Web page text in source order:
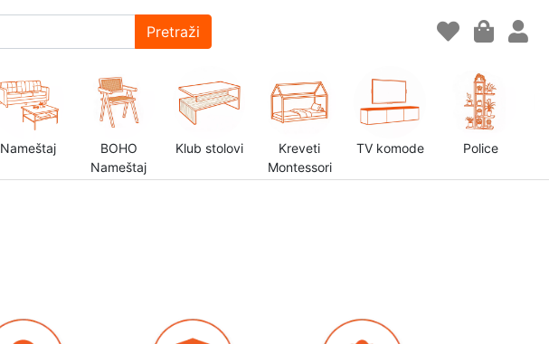
Pretraži
Nameštaj
BOHO
Nameštaj
Klub stolovi
Kreveti
Montessori
TV komode Police